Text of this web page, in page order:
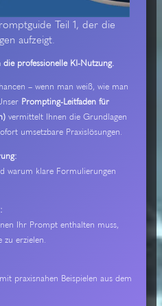
Teil 1, der die
aufzeigt.
professionelle KI-Nutzung.
– wenn man weiß, wie man
Prompting-Leitfaden für
vermittelt Ihnen die Grundlagen
umsetzbare Praxislösungen.
warum klare Formulierungen
Ihr Prompt enthalten muss,
erzielen.
praxisnahen Beispielen aus dem